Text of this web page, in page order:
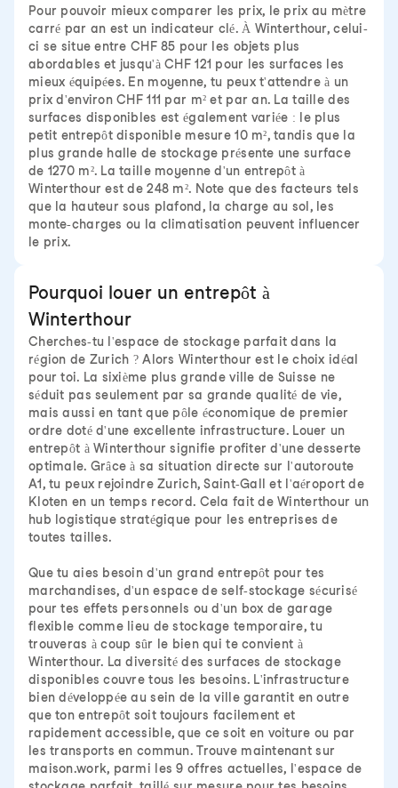
Pour pouvoir mieux comparer les prix, le prix au mètre
carré par an est un indicateur clé. À Winterthour, celui-
ci se situe entre CHF 85 pour les objets plus
abordables et jusqu'à CHF 121 pour les surfaces les
mieux équipées. En moyenne, tu peux t'attendre à un
prix d'environ CHF 111 par m² et par an. La taille des
surfaces disponibles est également variée : le plus
petit entrepôt disponible mesure 10 m², tandis que la
plus grande halle de stockage présente une surface
de 1270 m². La taille moyenne d'un entrepôt à
Winterthour est de 248 m². Note que des facteurs tels
que la hauteur sous plafond, la charge au sol, les
monte-charges ou la climatisation peuvent influencer
le prix.
Pourquoi louer un entrepôt à
Winterthour
Cherches-tu l'espace de stockage parfait dans la
région de Zurich ? Alors Winterthour est le choix idéal
pour toi. La sixième plus grande ville de Suisse ne
séduit pas seulement par sa grande qualité de vie,
mais aussi en tant que pôle économique de premier
ordre doté d'une excellente infrastructure. Louer un
entrepôt à Winterthour signifie profiter d'une desserte
optimale. Grâce à sa situation directe sur l'autoroute
A1, tu peux rejoindre Zurich, Saint-Gall et l'aéroport de
Kloten en un temps record. Cela fait de Winterthour un
hub logistique stratégique pour les entreprises de
toutes tailles.
Que tu aies besoin d'un grand entrepôt pour tes
marchandises, d'un espace de self-stockage sécurisé
pour tes effets personnels ou d'un box de garage
flexible comme lieu de stockage temporaire, tu
trouveras à coup sûr le bien qui te convient à
Winterthour. La diversité des surfaces de stockage
disponibles couvre tous les besoins. L'infrastructure
bien développée au sein de la ville garantit en outre
que ton entrepôt soit toujours facilement et
rapidement accessible, que ce soit en voiture ou par
les transports en commun. Trouve maintenant sur
maison.work, parmi les 9 offres actuelles, l'espace de